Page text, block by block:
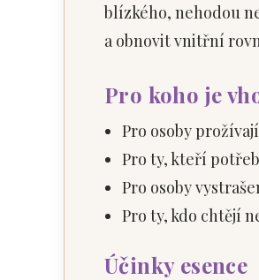
blízkého, nehodou
a obnovit vnitřní
Pro koho je
Pro osoby
Pro ty, kteří
Pro osoby
Pro ty, kdo chtějí
Účinky esence